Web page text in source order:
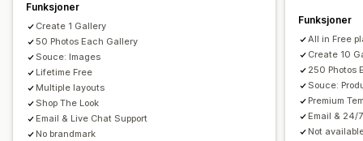
Funksjoner
Create 1 Gallery
50 Photos Each Gallery
Souce: Images
Lifetime Free
Multiple layouts
Shop The Look
Email & Live Chat Support
No brandmark
Funksjoner
All in Free
Create 10
250 Photos
Souce:
Premium
Email & 24/
Not